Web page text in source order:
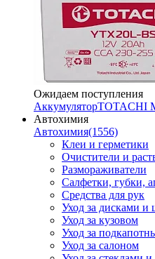
Ожидаем поступления
АккумуляторTOTACHI
Автохимия
Автохимия(1556)
Клеи и герметики
Очистители и
Размораживатели
Салфетки, губки,
Средства для рук
Уход за дисками и
Уход за кузовом
Уход за
Уход за салоном